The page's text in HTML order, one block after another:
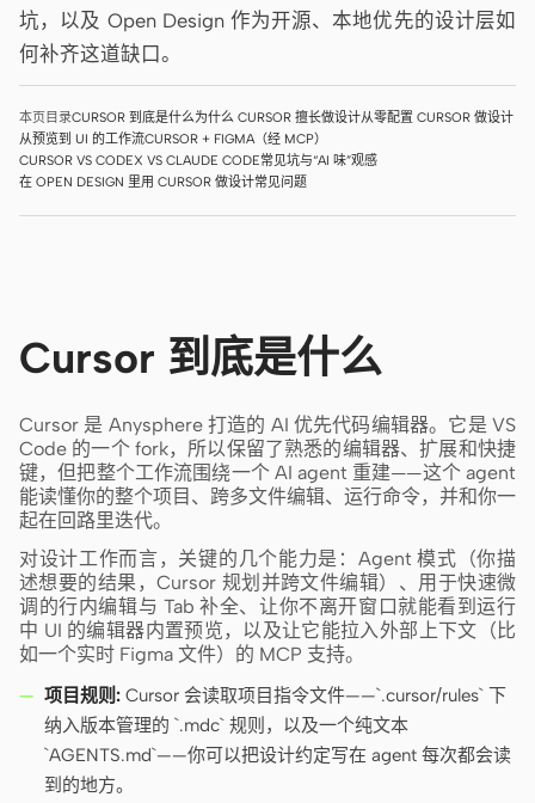
Mistral Vibe CLI
使用场景
角色
独立开发者 设计师
工程 产品经理
市场
工具
AI 线框图生成器 AI UI 生成器
AI 原型生成器 AI 落地页生成器
设计转代码 Figma 转代码
截图转代码 HTML to PPT
坑，以及 Open Design 作为开源、本地优先的设计层如
何补齐这道缺口。
本页目录CURSOR 到底是什么为什么 CURSOR 擅长做设计从零配置 CURSOR 做设计
从预览到 UI 的工作流CURSOR + FIGMA（经 MCP）
CURSOR VS CODEX VS CLAUDE CODE常见坑与“AI 味”观感
在 OPEN DESIGN 里用 CURSOR 做设计常见问题
Cursor 到底是什么
Cursor 是 Anysphere 打造的 AI 优先代码编辑器。它是 VS
Code 的一个 fork，所以保留了熟悉的编辑器、扩展和快捷
键，但把整个工作流围绕一个 AI agent 重建——这个 agent
能读懂你的整个项目、跨多文件编辑、运行命令，并和你一
起在回路里迭代。
对设计工作而言，关键的几个能力是：Agent 模式（你描
述想要的结果，Cursor 规划并跨文件编辑）、用于快速微
调的行内编辑与 Tab 补全、让你不离开窗口就能看到运行
中 UI 的编辑器内置预览，以及让它能拉入外部上下文（比
如一个实时 Figma 文件）的 MCP 支持。
项目规则: Cursor 会读取项目指令文件——`.cursor/rules` 下
纳入版本管理的 `.mdc` 规则，以及一个纯文本
`AGENTS.md`——你可以把设计约定写在 agent 每次都会读
到的地方。